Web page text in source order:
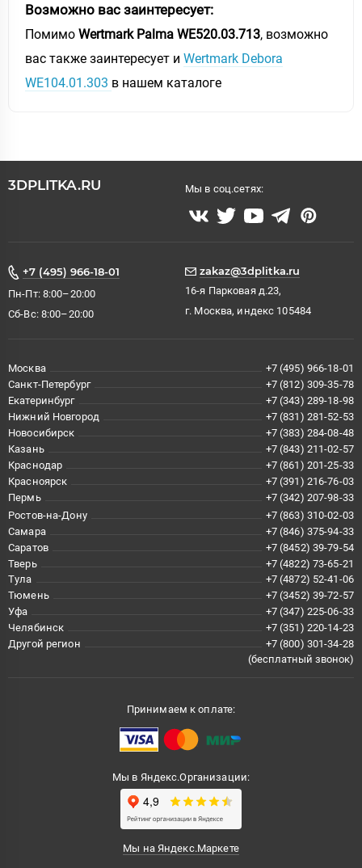
Возможно вас заинтересует:
Помимо Wertmark Palma WE520.03.713, возможно
вас также заинтересует и Wertmark Debora
WE104.01.303 в нашем каталоге
3DPLITKA.RU Мы в соц.сетях:
+7 (495) 966-18-01
Пн-Пт: 8:00–20:00
Сб-Вс: 8:00–20:00
zakaz@3dplitka.ru
16-я Парковая д.23,
г. Москва, индекс 105484
Москва
+7 (495) 966-18-01
Санкт-Петербург
+7 (812) 309-35-78
Екатеринбург
+7 (343) 289-18-98
Нижний Новгород
+7 (831) 281-52-53
Новосибирск
+7 (383) 284-08-48
Казань
+7 (843) 211-02-57
Краснодар
+7 (861) 201-25-33
Красноярск
+7 (391) 216-76-03
Пермь
+7 (342) 207-98-33
Ростов-на-Дону
+7 (863) 310-02-03
Самара
+7 (846) 375-94-33
Саратов
+7 (8452) 39-79-54
Тверь
+7 (4822) 73-65-21
Тула
+7 (4872) 52-41-06
Тюмень
+7 (3452) 39-72-57
Уфа
+7 (347) 225-06-33
Челябинск
+7 (351) 220-14-23
Другой регион
+7 (800) 301-34-28
(бесплатный звонок)
Принимаем к оплате:
Мы в Яндекс.Организации:
Мы на Яндекс.Маркете